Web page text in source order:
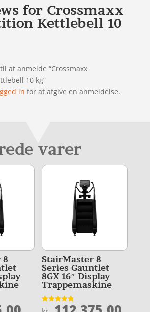
for Crossmaxx
Kettlebell 10
at anmelde “Crossmaxx
10 kg”
in for at afgive en anmeldelse.
varer
8
StairMaster 8
Series Gauntlet
8GX 16″ Display
Trappemaskine
Vurderet